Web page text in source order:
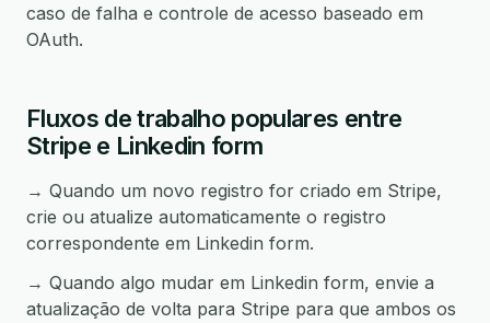
caso de falha e controle de acesso baseado em
OAuth.
Fluxos de trabalho populares entre
Stripe e Linkedin form
→ Quando um novo registro for criado em Stripe,
crie ou atualize automaticamente o registro
correspondente em Linkedin form.
→ Quando algo mudar em Linkedin form, envie a
atualização de volta para Stripe para que ambos os